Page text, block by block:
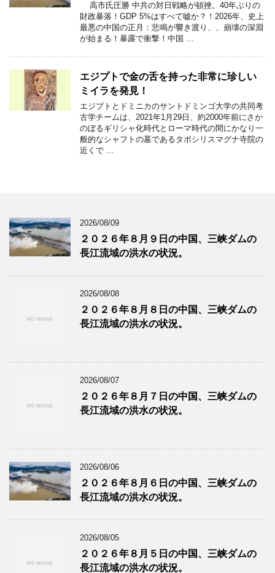
高市氏圧勝 中共の対日戦略が頓挫。40年ぶりの
財政暴落！GDP 5%はすべて嘘か？！2026年、史上
最悪の中国の正月：悲鳴が響き渡り、、崩壊の深淵
が始まる！暴露で衝撃！中国 …
エジプトで金の舌を持った非常に珍しい
ミイラを発見！
エジプトとドミニカのサントドミンゴ大学の共同考
古学チームは、2021年1月29日、約2000年前にさか
のぼるギリシャ化時代とローマ時代の間にかなり一
般的なシャフトの墓であるタポシリスマグナ寺院の
近くで …
2026/08/09
２０２６年８月９日の中国、三峡ダムの
長江流域の洪水の状況。
2026/08/08
２０２６年８月８日の中国、三峡ダムの
長江流域の洪水の状況。
2026/08/07
２０２６年８月７日の中国、三峡ダムの
長江流域の洪水の状況。
2026/08/06
２０２６年８月６日の中国、三峡ダムの
長江流域の洪水の状況。
2026/08/05
２０２６年８月５日の中国、三峡ダムの
長江流域の洪水の状況。